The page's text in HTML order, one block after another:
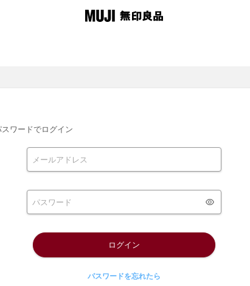
ワードでログイン
ログイン
パスワードを忘れたら